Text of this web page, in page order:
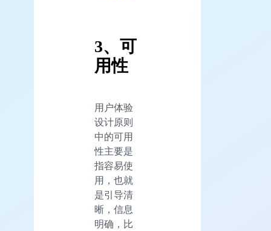
3、可
用性
用户体验
设计原则
中的可用
性主要是
指容易使
用，也就
是引导清
晰，信息
明确，比